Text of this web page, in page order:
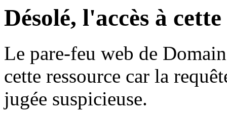
Désolé, l'accès à
Le pare-feu web de
cette ressource car la
jugée suspicieuse.